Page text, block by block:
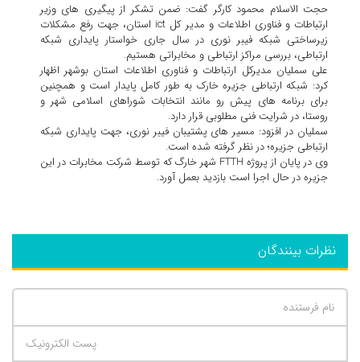
حجت الاسلام محمود کارگر گفت: ضمن تشکر از پیگیری های وزیر
ارتباطات و فناوری اطلاعات و مدیر کل ict استان، جهت رفع مشکلات
زیرساختی شبکه فیبر نوری در سال جاری خواستار پایداری شبکه
ارتباطی، بررسی مراکز ارتباطی و مخابراتی هستیم.
علی سملیان مدیرکل ارتباطات و فناوری اطلاعات استان بوشهر اظهار
کرد: شبکه ارتباطی جزیره خارک به طور کامل پایدار است و همچنین
برای برنامه های پیش رو مانند انتخابات شوراهای اسلامی شهر و
روستا، در شرایت فنی مطلوبی قرار دارد.
سملیان در افزود: مسیر های پشتیبان فیبر نوری، جهت پایداری شبکه
ارتباطی جزیره؛ در نظر گرفته شده است.
وی در پایان از پروژه FTTH شهر خارگ که توسط شرکت مخابرات در این
جزیره در حال اجرا است بازدید بعمل آورد.
نظرات بینندگان